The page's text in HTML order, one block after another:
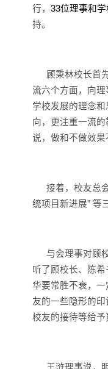
行， 33位理事和学
持。
顾秉林校长首
流六个方面，向
学校发展的理念
向，更注重一流
说，做和不做效果
接着，校友总
统项目新进展” 等
与会理事对顾
听了顾校长、陈
华要常胜不衰，
友的一些隐形的
校友的接待等给予